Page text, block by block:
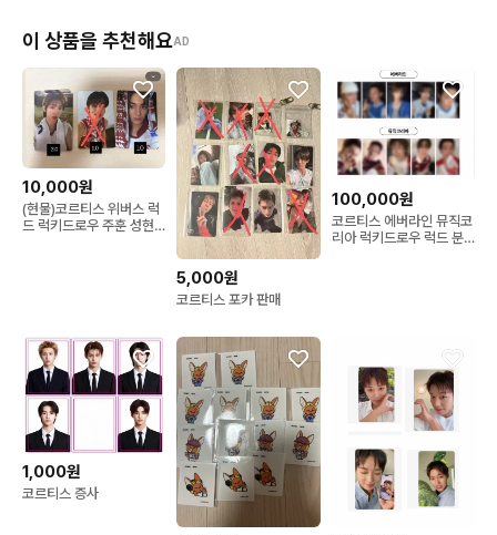
이 상품을 추천해요AD
10,000원
(현물)코르티스 위버스 럭
드 럭키드로우 주훈 성현
5,000원
코르티스 포카 판매
100,000원
코르티스 에버라인 뮤직코
리아 럭키드로우 럭드 분
1,000원
코르티스 증사